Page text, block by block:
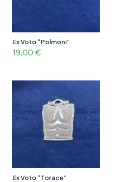
Ex Voto “Polmoni”
19,00 €
Ex Voto “Torace”